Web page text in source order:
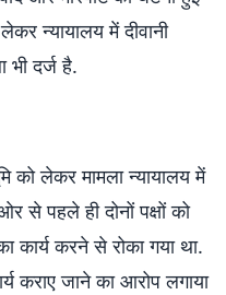
न्यायालय में दीवानी
दर्ज है.
को लेकर मामला न्यायालय में
से पहले ही दोनों पक्षों को
कार्य करने से रोका गया था.
कराए जाने का आरोप लगाया